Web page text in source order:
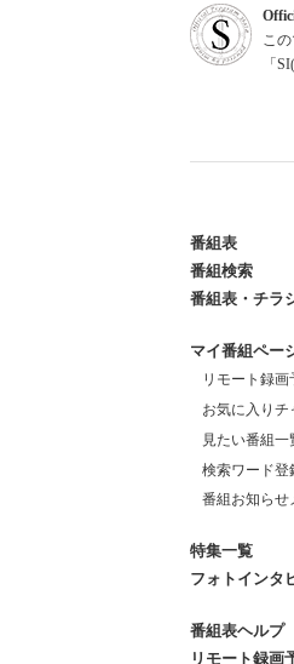
こ
「
番組表
番組検索
番組表・チラ
マイ番組ペー
リモート録画
お気に入りチ
見たい番組一
検索ワード登
番組お知らせ
特集一覧
フォトインタ
番組表ヘルプ
リモート録画